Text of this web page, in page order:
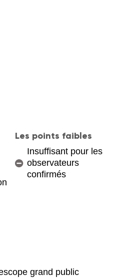
Les points faibles
Insuffisant pour les
observateurs
confirmés
grand public